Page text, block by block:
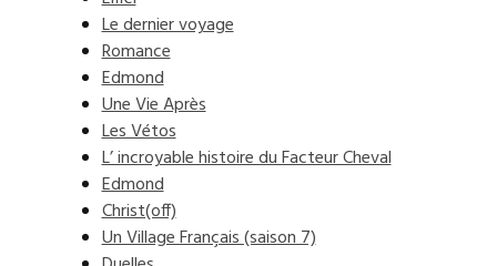
Le dernier voyage
Romance
Edmond
Une Vie Après
Les Vétos
L’ incroyable histoire du Facteur Cheval
Edmond
Christ(off)
Un Village Français (saison 7)